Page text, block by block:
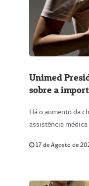
Unimed
sobre a
Há o aumento da
assistência
17 de Agosto de